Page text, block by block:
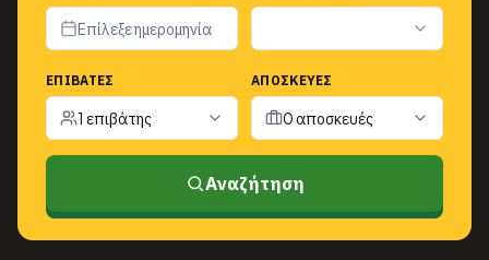
Επίλεξε ημερομηνία
ΕΠΙΒΆΤΕΣ
1 επιβάτης
ΑΠΟΣΚΕΥΈΣ
0 αποσκευές
Αναζήτηση